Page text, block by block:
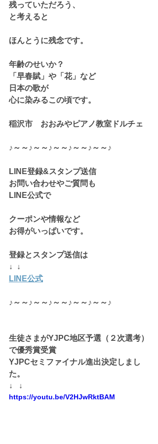
残っていただろう、
と考えると
ほんとうに残念です。
年齢のせいか？
「早春賦」や「花」など
日本の歌が
心に染みるこの頃です。
稲沢市　おおみやピアノ教室ドルチェ
♪～～♪～～♪～～♪～～♪～～♪
LINE登録&スタンプ送信
お問い合わせやご質問も
LINE公式で
クーポンや情報など
お得がいっぱいです。
登録とスタンプ送信は
↓  ↓
LINE公式
♪～～♪～～♪～～♪～～♪～～♪
生徒さまがYJPC地区予選（２次選考）
で優秀賞受賞
YJPCセミファイナル進出決定しまし
た。
↓   ↓
https://youtu.be/V2HJwRktBAM